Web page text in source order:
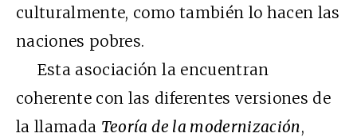
culturalmente, como también lo hacen las
naciones pobres.
Esta asociación la encuentran
coherente con las diferentes versiones de
la llamada Teoría de la modernización,